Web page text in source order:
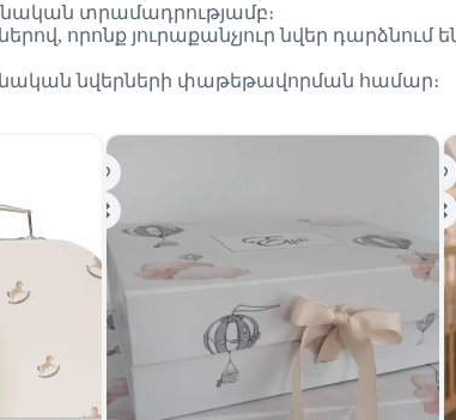
տրամադրությամբ։
որոնք յուրաքանչյուր նվեր դարձնում
նվերների փաթեթավորման համար։